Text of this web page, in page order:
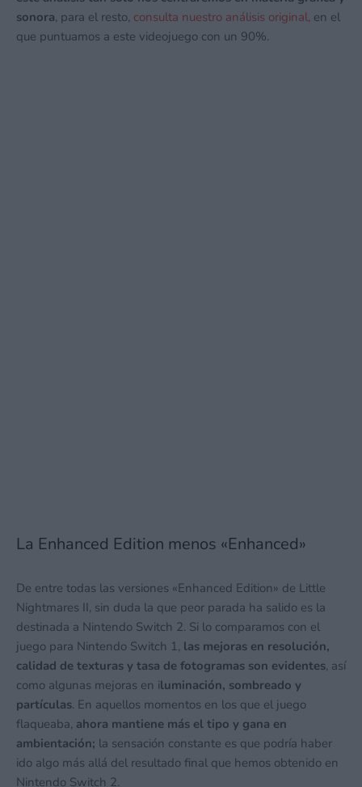
sonora, para el resto, consulta nuestro análisis original, en el
que puntuamos a este videojuego con un 90%.
La Enhanced Edition menos «Enhanced»
De entre todas las versiones «Enhanced Edition» de Little
Nightmares II, sin duda la que peor parada ha salido es la
destinada a Nintendo Switch 2. Si lo comparamos con el
juego para Nintendo Switch 1, las mejoras en resolución,
calidad de texturas y tasa de fotogramas son evidentes, así
como algunas mejoras en iluminación, sombreado y
partículas. En aquellos momentos en los que el juego
flaqueaba, ahora mantiene más el tipo y gana en
ambientación; la sensación constante es que podría haber
ido algo más allá del resultado final que hemos obtenido en
Nintendo Switch 2.